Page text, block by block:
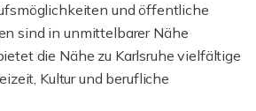
und öffentliche
sind in unmittelbarer Nähe
die Nähe zu Karlsruhe vielfältige
Kultur und berufliche